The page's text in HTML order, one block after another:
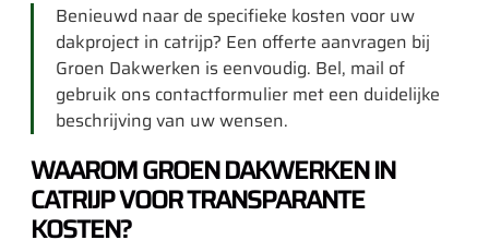
Benieuwd naar de specifieke kosten voor uw
dakproject in catrijp? Een offerte aanvragen bij
Groen Dakwerken is eenvoudig. Bel, mail of
gebruik ons contactformulier met een duidelijke
beschrijving van uw wensen.
WAAROM GROEN DAKWERKEN IN
CATRIJP VOOR TRANSPARANTE
KOSTEN?